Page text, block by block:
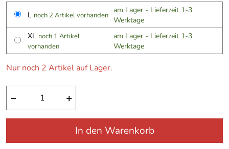
L noch 2 Artikel vorhanden
am Lager - Lieferzeit 1-3
Werktage
XL noch 1 Artikel
vorhanden
am Lager - Lieferzeit 1-3
Werktage
Nur noch 2 Artikel auf Lager.
− +
In den Warenkorb